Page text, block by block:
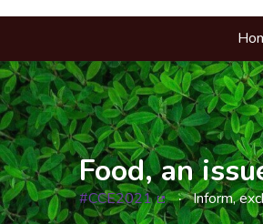
Food, an
#CCE2021
(External link)
Inform,